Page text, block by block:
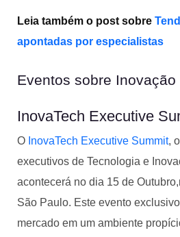
Leia também o post sobre
apontadas por especialistas
Eventos sobre Inovação
InovaTech Executive
O InovaTech Executive Summit,
executivos de Tecnologia e
acontecerá no dia 15 de
São Paulo. Este evento
mercado em um ambiente